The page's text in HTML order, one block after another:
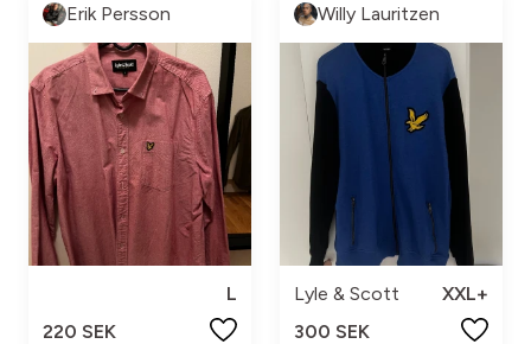
Erik Persson
L
220 SEK
Willy Lauritzen
Lyle & Scott
XXL+
300 SEK